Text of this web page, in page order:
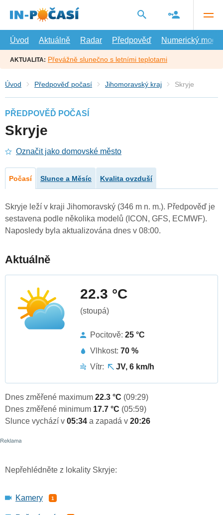
hlavní
Úvod
Aktuálně Radar Předpověď Numerický model
AKTUALITA: Převážně slunečno s letními teplotami
Úvod Předpověď počasí Jihomoravský kraj Skryje
PŘEDPOVĚĎ POČASÍ
Skryje
Označit jako domovské město
Počasí Slunce a Měsíc Kvalita ovzduší
Skryje leží v kraji Jihomoravský (346 m n. m.). Předpověď je
sestavena podle několika modelů (ICON, GFS, ECMWF).
Naposledy byla aktualizována dnes v 08:00.
Aktuálně
22.3 °C
(stoupá)
Pocitově: 25 °C
Vlhkost: 70 %
Vítr:
JV, 6 km/h
Dnes změřené maximum 22.3 °C (09:29)
Dnes změřené minimum 17.7 °C (05:59)
Slunce vychází v 05:34 a zapadá v 20:26
Nepřehlédněte z lokality Skryje:
Kamery 1